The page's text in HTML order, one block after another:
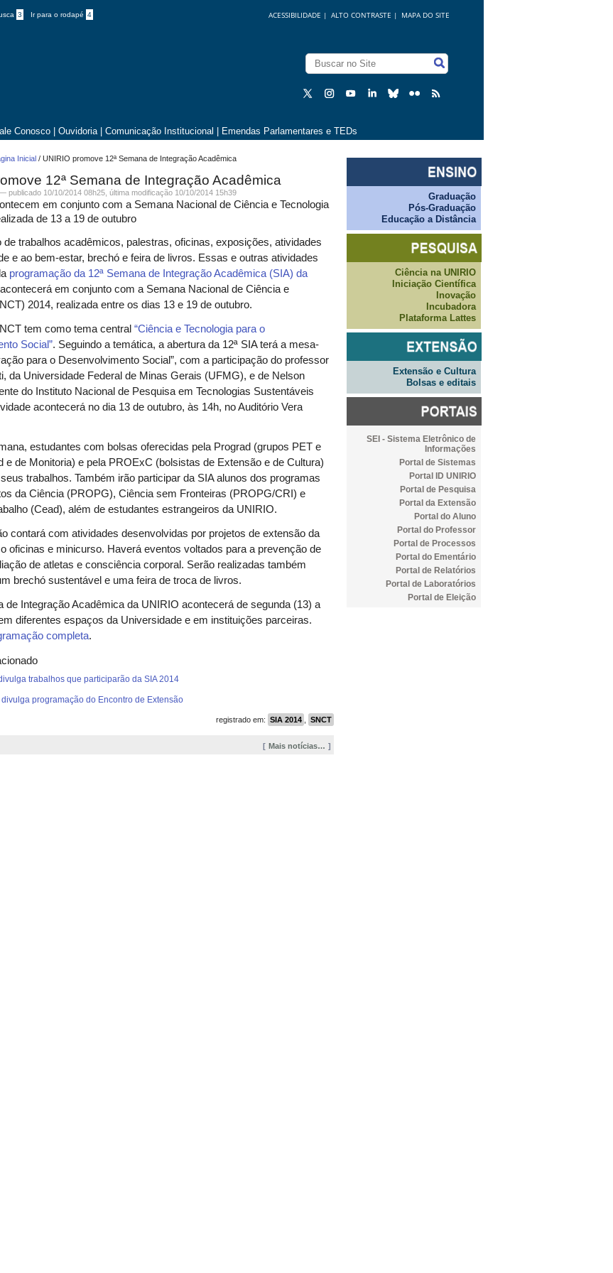
3 Ir para o rodapé 4 MAPA DO SITE
ALTO CONTRASTE |
ACESSIBILIDADE |
Conosco Ouvidoria Comunicação Institucional Emendas Parlamentares e TEDs
Inicial /UNIRIO promove 12ª Semana de Integração Acadêmica
12ª Semana de Integração Acadêmica
—publicado 10/10/2014 08h25,última modificação 10/10/2014 15h39
em conjunto com a Semana Nacional de Ciência e Tecnologia
de 13 a 19 de outubro
de trabalhos acadêmicos, palestras, oficinas, exposições, atividades
e ao bem-estar, brechó e feira de livros. Essas e outras atividades
programação da 12ª Semana de Integração Acadêmica (SIA) da
em conjunto com a Semana Nacional de Ciência e
2014, realizada entre os dias 13 e 19 de outubro.
tem como tema central“Ciência e Tecnologia para o
Social”. Seguindo a temática, a abertura da 12ª SIA terá a mesa-
para o Desenvolvimento Social”, com a participação do professor
da Universidade Federal de Minas Gerais (UFMG), e de Nelson
do Instituto Nacional de Pesquisa em Tecnologias Sustentáveis
acontecerá no dia 13 de outubro, às 14h, no Auditório Vera
estudantes com bolsas oferecidas pela Prograd (grupos PET e
e de Monitoria) e pela PROExC (bolsistas de Extensão e de Cultura)
trabalhos. Também irão participar da SIA alunos dos programas
da Ciência (PROPG), Ciência sem Fronteiras (PROPG/CRI) e
(Cead), além de estudantes estrangeiros da UNIRIO.
contará com atividades desenvolvidas por projetos de extensão da
oficinas e minicurso. Haverá eventos voltados para a prevenção de
de atletas e consciência corporal. Serão realizadas também
brechó sustentável e uma feira de troca de livros.
de Integração Acadêmica da UNIRIO acontecerá de segunda (13) a
diferentes espaços da Universidade e em instituições parceiras.
completa.
trabalhos que participarão da SIA 2014
divulga programação do Encontro de Extensão
registrado em: SIA 2014 SNCT
Mais notícias…
Graduação
Pós-Graduação
Educação a Distância
Ciência na UNIRIO
Iniciação Científica
Inovação
Incubadora
Plataforma Lattes
Extensão e Cultura
Bolsas e editais
SEI - Sistema Eletrônico de
Informações
Portal de Sistemas
Portal ID UNIRIO
Portal de Pesquisa
Portal da Extensão
Portal do Aluno
Portal do Professor
Portal de Processos
Portal do Ementário
Portal de Relatórios
Portal de Laboratórios
Portal de Eleição